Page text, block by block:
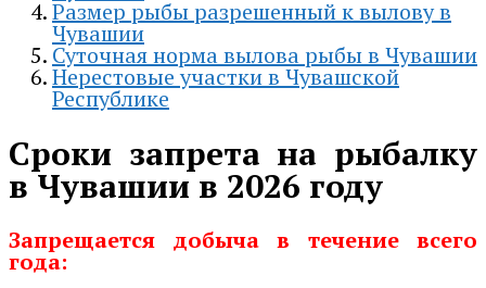
Размер рыбы разрешенный к вылову в
Чувашии
Суточная норма вылова рыбы в Чувашии
Нерестовые участки в Чувашской
Республике
Сроки запрета на рыбалку
в Чувашии в 2026 году
Запрещается добыча в течение всего
года: